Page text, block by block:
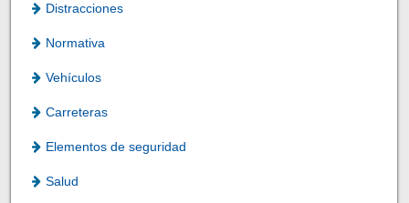
Distracciones
Normativa
Vehículos
Carreteras
Elementos de seguridad
Salud